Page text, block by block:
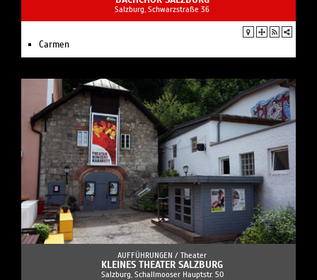
Salzburg, Schwarzstraße 36
Carmen
AUFFÜHRUNGEN / Theater
KLEINES THEATER SALZBURG
Salzburg, Schallmooser Hauptstr. 50